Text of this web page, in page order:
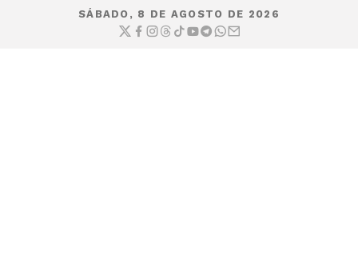
SÁBADO, 8 DE AGOSTO DE 2026